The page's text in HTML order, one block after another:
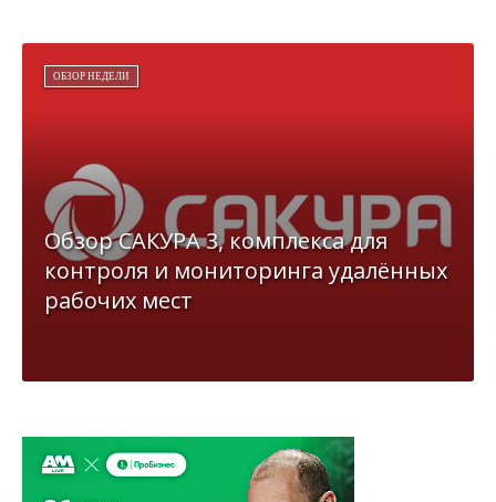
ОБЗОР НЕДЕЛИ
Обзор САКУРА 3, комплекса для
контроля и мониторинга удалённых
рабочих мест